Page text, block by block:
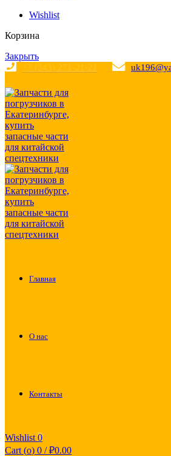
Wishlist
Корзина
Закрыть
+7 (343) 271-21-21
Главная
О нас
Контакты
Wishlist 0
Cart (o) 0 / ₽0.00